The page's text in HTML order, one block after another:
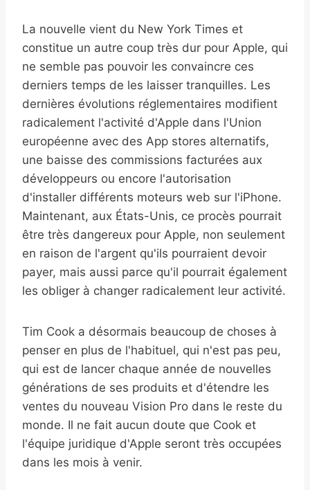
La nouvelle vient du New York Times et
constitue un autre coup très dur pour Apple, qui
ne semble pas pouvoir les convaincre ces
derniers temps de les laisser tranquilles. Les
dernières évolutions réglementaires modifient
radicalement l'activité d'Apple dans l'Union
européenne avec des App stores alternatifs,
une baisse des commissions facturées aux
développeurs ou encore l'autorisation
d'installer différents moteurs web sur l'iPhone.
Maintenant, aux États-Unis, ce procès pourrait
être très dangereux pour Apple, non seulement
en raison de l'argent qu'ils pourraient devoir
payer, mais aussi parce qu'il pourrait également
les obliger à changer radicalement leur activité.
Tim Cook a désormais beaucoup de choses à
penser en plus de l'habituel, qui n'est pas peu,
qui est de lancer chaque année de nouvelles
générations de ses produits et d'étendre les
ventes du nouveau Vision Pro dans le reste du
monde. Il ne fait aucun doute que Cook et
l'équipe juridique d'Apple seront très occupées
dans les mois à venir.